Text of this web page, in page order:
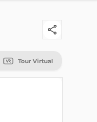
Tour Virtual